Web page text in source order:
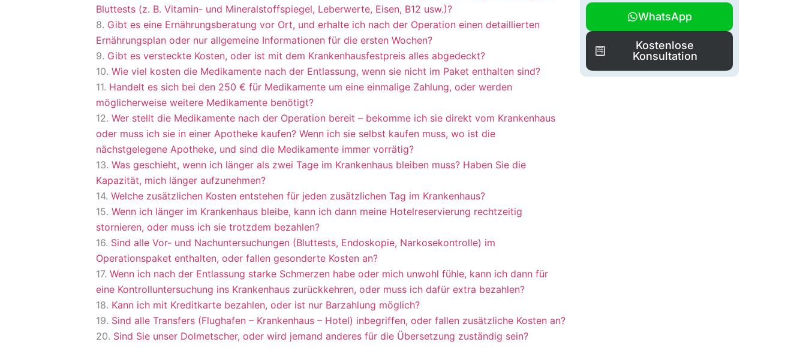
Bluttests (z. B. Vitamin- und Mineralstoffspiegel, Leberwerte, Eisen, B12 usw.)?
Gibt es eine Ernährungsberatung vor Ort, und erhalte ich nach der Operation einen detaillierten
Ernährungsplan oder nur allgemeine Informationen für die ersten Wochen?
Gibt es versteckte Kosten, oder ist mit dem Krankenhausfestpreis alles abgedeckt?
Wie viel kosten die Medikamente nach der Entlassung, wenn sie nicht im Paket enthalten sind?
Handelt es sich bei den 250 € für Medikamente um eine einmalige Zahlung, oder werden
möglicherweise weitere Medikamente benötigt?
Wer stellt die Medikamente nach der Operation bereit – bekomme ich sie direkt vom Krankenhaus
oder muss ich sie in einer Apotheke kaufen? Wenn ich sie selbst kaufen muss, wo ist die
nächstgelegene Apotheke, und sind die Medikamente immer vorrätig?
Was geschieht, wenn ich länger als zwei Tage im Krankenhaus bleiben muss? Haben Sie die
Kapazität, mich länger aufzunehmen?
Welche zusätzlichen Kosten entstehen für jeden zusätzlichen Tag im Krankenhaus?
Wenn ich länger im Krankenhaus bleibe, kann ich dann meine Hotelreservierung rechtzeitig
stornieren, oder muss ich sie trotzdem bezahlen?
Sind alle Vor- und Nachuntersuchungen (Bluttests, Endoskopie, Narkosekontrolle) im
Operationspaket enthalten, oder fallen gesonderte Kosten an?
Wenn ich nach der Entlassung starke Schmerzen habe oder mich unwohl fühle, kann ich dann für
eine Kontrolluntersuchung ins Krankenhaus zurückkehren, oder muss ich dafür extra bezahlen?
Kann ich mit Kreditkarte bezahlen, oder ist nur Barzahlung möglich?
Sind alle Transfers (Flughafen – Krankenhaus – Hotel) inbegriffen, oder fallen zusätzliche Kosten an?
Sind Sie unser Dolmetscher, oder wird jemand anderes für die Übersetzung zuständig sein?
WhatsApp
Kostenlose
Konsultation